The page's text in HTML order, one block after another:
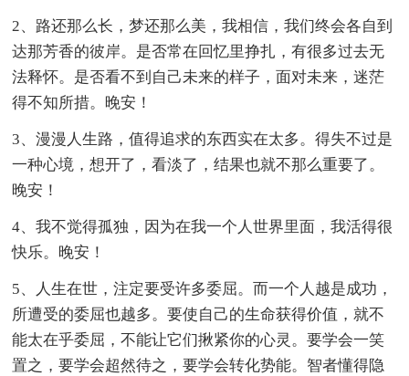
2、路还那么长，梦还那么美，我相信，我们终会各自到
达那芳香的彼岸。是否常在回忆里挣扎，有很多过去无
法释怀。是否看不到自己未来的样子，面对未来，迷茫
得不知所措。晚安！
3、漫漫人生路，值得追求的东西实在太多。得失不过是
一种心境，想开了，看淡了，结果也就不那么重要了。
晚安！
4、我不觉得孤独，因为在我一个人世界里面，我活得很
快乐。晚安！
5、人生在世，注定要受许多委屈。而一个人越是成功，
所遭受的委屈也越多。要使自己的生命获得价值，就不
能太在乎委屈，不能让它们揪紧你的心灵。要学会一笑
置之，要学会超然待之，要学会转化势能。智者懂得隐